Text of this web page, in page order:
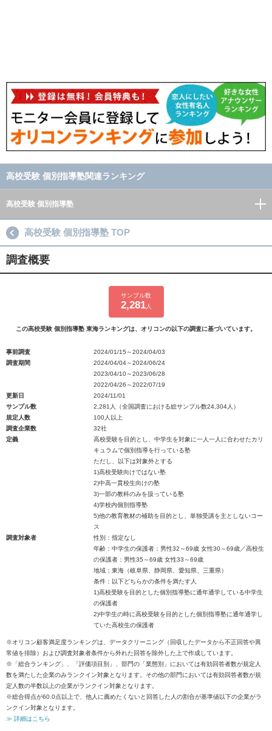
高校受験 個別指導塾関連ランキング
高校受験 個別指導塾
高校受験 個別指導塾 TOP
調査概要
サンプル数
2,281人
この高校受験 個別指導塾 東海ランキングは、オリコンの以下の調査に基づいています。
事前調査
2024/01/15～2024/04/03
調査期間
2024/04/04～2024/06/24
2023/04/10～2023/06/28
2022/04/26～2022/07/19
更新日
2024/11/01
サンプル数
2,281人（全国調査における総サンプル数24,304人）
規定人数
100人以上
調査企業数
32社
定義
高校受験を目的とし、中学生を対象に一人一人に合わせたカリ
キュラムで個別指導を行っている塾
ただし、以下は対象外とする
1)高校受験向けではない塾
2)中高一貫校生向けの塾
3)一部の教科のみを扱っている塾
4)学校内個別指導塾
5)他の教育教材の補助を目的とし、単独受講を主としないコー
ス
調査対象者
性別：指定なし
年齢：中学生の保護者：男性32～69歳 女性30～69歳／高校生
の保護者：男性35～69歳 女性33～69歳
地域：東海（岐阜県、静岡県、愛知県、三重県）
条件：以下どちらかの条件を満たす人
1)高校受験を目的とした個別指導塾に通年通学している中学生
の保護者
2)中学生の時に高校受験を目的とした個別指導塾に通年通学し
ていた高校生の保護者
※オリコン顧客満足度ランキングは、データクリーニング（回収したデータから不正回答や異
常値を排除）および調査対象者条件から外れた回答を除外した上で作成しています。
※「総合ランキング」、「評価項目別」、部門の「業態別」においては有効回答者数が規定人
数を満たした企業のみランクイン対象となります。その他の部門においては有効回答者数が規
定人数の半数以上の企業がランクイン対象となります。
※総合得点が60.0点以上で、他人に薦めたくないと回答した人の割合が基準値以下の企業がラ
ンクイン対象となります。
≫ 詳細はこちら